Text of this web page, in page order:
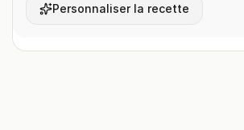
Personnaliser la recette